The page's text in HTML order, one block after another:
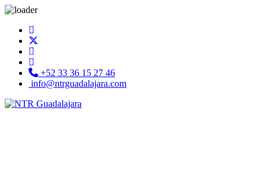
+52 33 36 15 27 46
info@ntrguadalajara.com